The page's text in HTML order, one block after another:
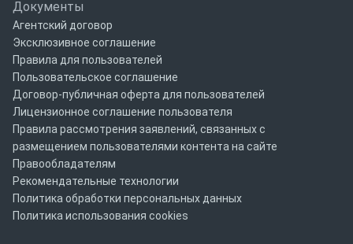
Документы
Агентский договор
Эксклюзивное соглашение
Правила для пользователей
Пользовательское соглашение
Договор-публичная оферта для пользователей
Лицензионное соглашение пользователя
Правила рассмотрения заявлений, связанных с
размещением пользователями контента на сайте
Правообладателям
Рекомендательные технологии
Политика обработки персональных данных
Политика использования cookies